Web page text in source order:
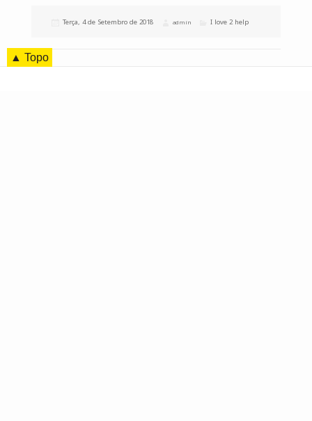
Publicado
Terça, 4 de Setembro de 2018 Autor
admin Categorias
I love 2 help
▲ Topo